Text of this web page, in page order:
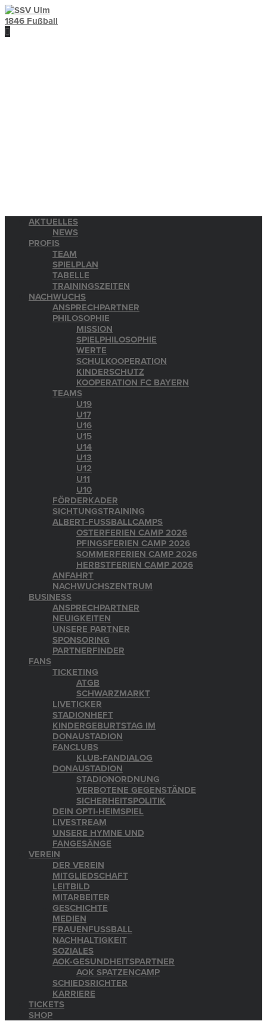
AKTUELLES
NEWS
PROFIS
TEAM
SPIELPLAN
TABELLE
TRAININGSZEITEN
NACHWUCHS
ANSPRECHPARTNER
PHILOSOPHIE
MISSION
SPIELPHILOSOPHIE
WERTE
SCHULKOOPERATION
KINDERSCHUTZ
KOOPERATION FC BAYERN
TEAMS
U19
U17
U16
U15
U14
U13
U12
U11
U10
FÖRDERKADER
SICHTUNGSTRAINING
ALBERT-FUSSBALLCAMPS
OSTERFERIEN CAMP 2026
PFINGSFERIEN CAMP 2026
SOMMERFERIEN CAMP 2026
HERBSTFERIEN CAMP 2026
ANFAHRT
NACHWUCHSZENTRUM
BUSINESS
ANSPRECHPARTNER
NEUIGKEITEN
UNSERE PARTNER
SPONSORING
PARTNERFINDER
FANS
TICKETING
ATGB
SCHWARZMARKT
LIVETICKER
STADIONHEFT
KINDERGEBURTSTAG IM
DONAUSTADION
FANCLUBS
KLUB-FANDIALOG
DONAUSTADION
STADIONORDNUNG
VERBOTENE GEGENSTÄNDE
SICHERHEITSPOLITIK
DEIN OPTI-HEIMSPIEL
LIVESTREAM
UNSERE HYMNE UND
FANGESÄNGE
VEREIN
DER VEREIN
MITGLIEDSCHAFT
LEITBILD
MITARBEITER
GESCHICHTE
MEDIEN
FRAUENFUSSBALL
NACHHALTIGKEIT
SOZIALES
AOK-GESUNDHEITSPARTNER
AOK SPATZENCAMP
SCHIEDSRICHTER
KARRIERE
TICKETS
SHOP